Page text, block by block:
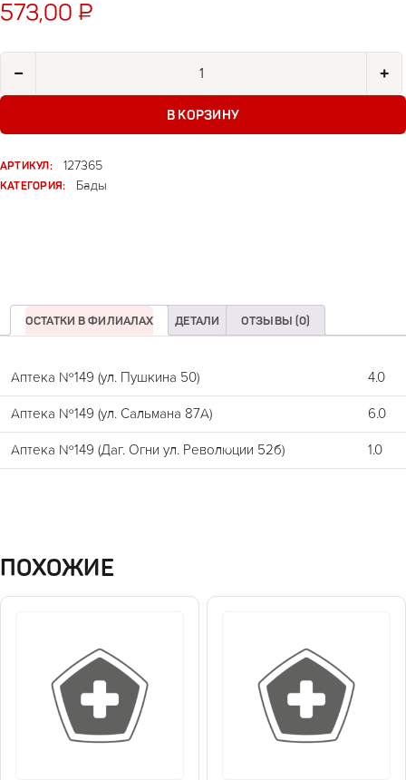
573,00 ₽
− +
В КОРЗИНУ
АРТИКУЛ:
127365
КАТЕГОРИЯ:
Бады
ОСТАТКИ В ФИЛИАЛАХ ДЕТАЛИ ОТЗЫВЫ (0)
Аптека №149 (ул. Пушкина 50) 4.0
Аптека №149 (ул. Сальмана 87А) 6.0
Аптека №149 (Даг. Огни ул. Революции 52б) 1.0
ПОХОЖИЕ